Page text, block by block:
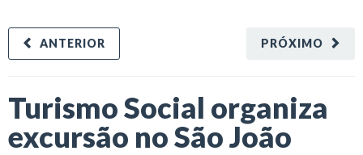
PRÓXIMO
ANTERIOR
Turismo Social organiza
excursão no São João